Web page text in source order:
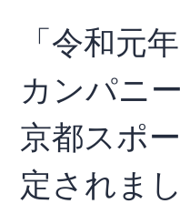
「令和元
カンパニ
京都スポ
定されまし